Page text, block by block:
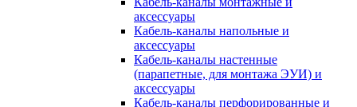
аксессуары
Кабель-каналы напольные и
аксессуары
Кабель-каналы настенные
(парапетные, для монтажа ЭУИ) и
аксессуары
Кабель-каналы перфорированные и